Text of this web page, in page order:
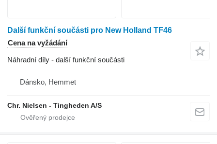
Další funkční součásti pro New Holland TF46
Cena na vyžádání
Náhradní díly - další funkční součásti
Dánsko, Hemmet
Chr. Nielsen - Tingheden A/S